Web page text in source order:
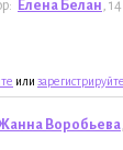
Елена Белан,
или
Воробьева